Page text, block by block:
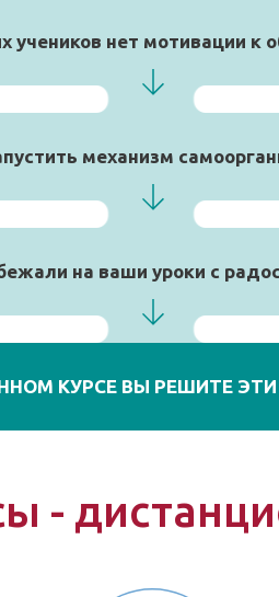
учеников нет мотивации к
механизм
на ваши уроки с
КУРСЕ ВЫ РЕШИТЕ
-